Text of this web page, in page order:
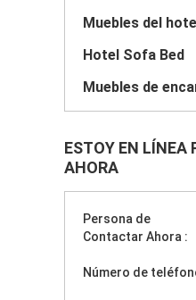
Hotel Sofa Bed
Muebles de
ESTOY EN LÍNEA
AHORA
Persona de
Contactar Ahora :
Número de